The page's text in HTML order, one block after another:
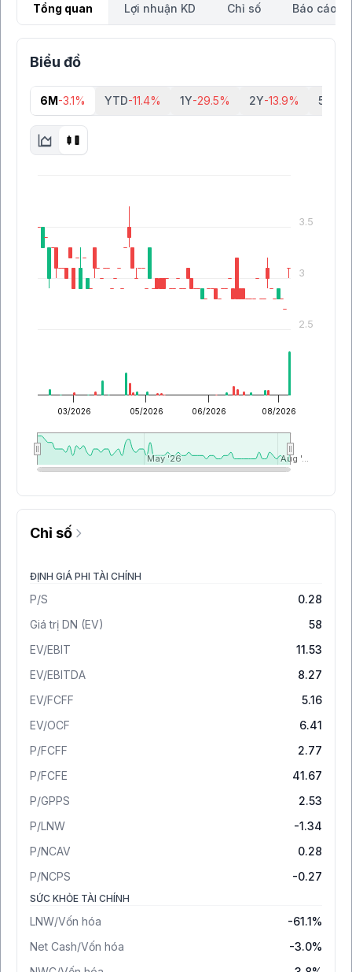
Tổng quan Lợi nhuận KD Chỉ số Báo cáo
Biểu đồ
6M-3.1% YTD-11.4% 1Y-29.5% 2Y-13.9% 5Y
03/2026 05/2026 06/2026 08/2026
May '26
May '26 Aug '…
Aug '…
2.5
3
3.5
Chỉ số
ĐỊNH GIÁ PHI TÀI CHÍNH
P/S
0.28
Giá trị DN (EV)
58
EV/EBIT
11.53
EV/EBITDA
8.27
EV/FCFF
5.16
EV/OCF
6.41
P/FCFF
2.77
P/FCFE
41.67
P/GPPS
2.53
P/LNW
-1.34
P/NCAV
0.28
P/NCPS
-0.27
SỨC KHỎE TÀI CHÍNH
LNW/Vốn hóa
-61.1%
Net Cash/Vốn hóa
-3.0%